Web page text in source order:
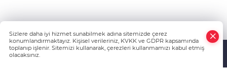
Sizlere daha iyi hizmet sunabilmek adına sitemizde çerez
konumlandırmaktayız. Kişisel verileriniz, KVKK ve GDPR kapsamında
toplanıp işlenir. Sitemizi kullanarak, çerezleri kullanmamızı kabul etmiş
olacaksınız.